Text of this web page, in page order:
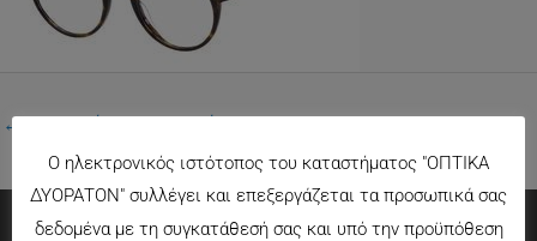
←Προηγούμενο Πολυμέσα
Ο ηλεκτρονικός ιστότοπος του καταστήματος "ΟΠΤΙΚΑ
ΔΥΟΡΑΤΟΝ" συλλέγει και επεξεργάζεται τα προσωπικά σας
δεδομένα με τη συγκατάθεσή σας και υπό την προϋπόθεση